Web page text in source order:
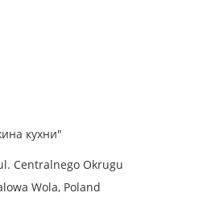
кухни"
Centralnego Okrugu
Wola, Poland